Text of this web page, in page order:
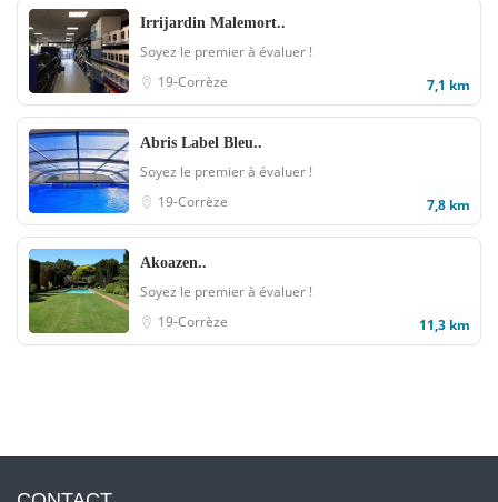
Irrijardin Malemort..
Soyez le premier à évaluer !
19-Corrèze
7,1 km
Abris Label Bleu..
Soyez le premier à évaluer !
19-Corrèze
7,8 km
Akoazen..
Soyez le premier à évaluer !
19-Corrèze
11,3 km